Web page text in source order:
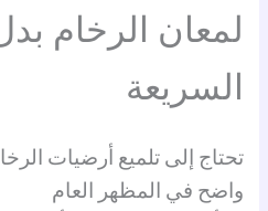
لمعان الرخام
السريعة
تحتاج إلى تلميع أرضيات
واضح في المظهر العام